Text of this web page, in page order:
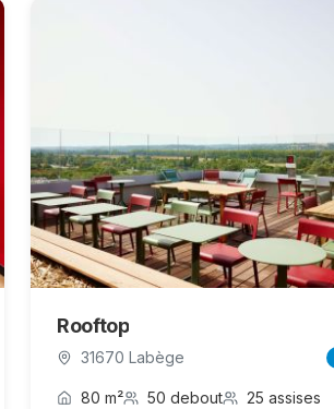
Rooftop
31670 Labège
80 m² 50 debout 25 assises